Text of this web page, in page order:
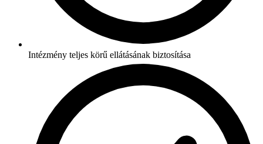
Intézmény teljes körű ellátásának biztosítása